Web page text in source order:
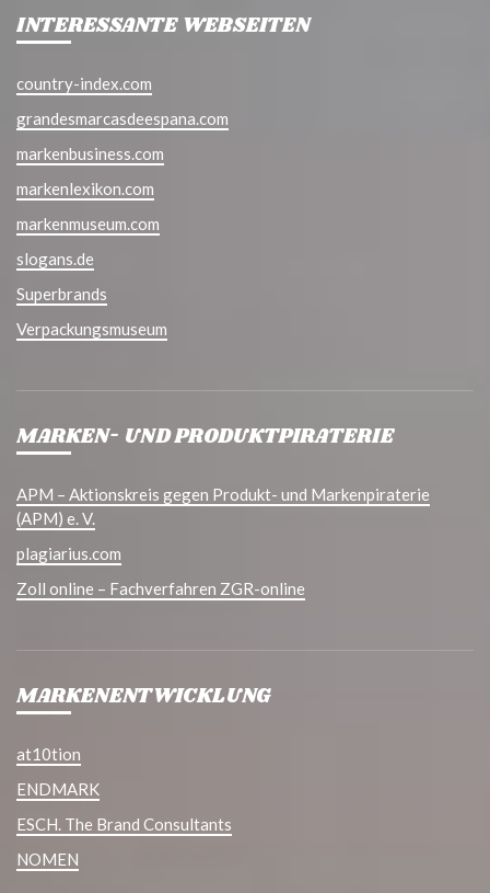
INTERESSANTE WEBSEITEN
country-index.com
grandesmarcasdeespana.com
markenbusiness.com
markenlexikon.com
markenmuseum.com
slogans.de
Superbrands
Verpackungsmuseum
MARKEN- UND PRODUKTPIRATERIE
APM – Aktionskreis gegen Produkt- und Markenpiraterie
(APM) e. V.
plagiarius.com
Zoll online – Fachverfahren ZGR-online
MARKENENTWICKLUNG
at10tion
ENDMARK
ESCH. The Brand Consultants
NOMEN